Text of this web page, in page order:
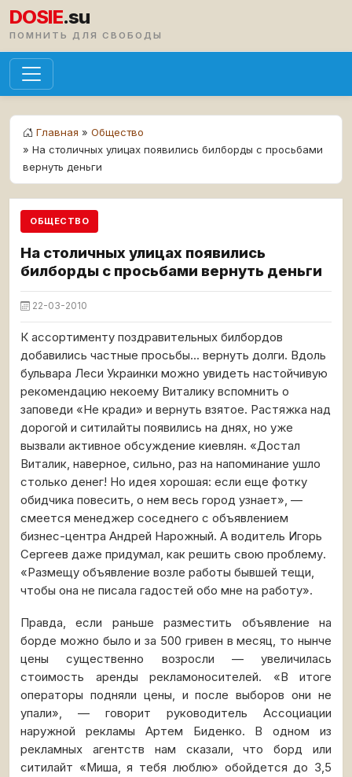
DOSIE.su
ПОМНИТЬ ДЛЯ СВОБОДЫ
Главная » Общество
» На столичных улицах появились билборды с просьбами
вернуть деньги
ОБЩЕСТВО
На столичных улицах появились
билборды с просьбами вернуть деньги
22-03-2010
К ассортименту поздравительных билбордов
добавились частные просьбы... вернуть долги. Вдоль
бульвара Леси Украинки можно увидеть настойчивую
рекомендацию некоему Виталику вспомнить о
заповеди «Не кради» и вернуть взятое. Растяжка над
дорогой и ситилайты появились на днях, но уже
вызвали активное обсуждение киевлян. «Достал
Виталик, наверное, сильно, раз на напоминание ушло
столько денег! Но идея хорошая: если еще фотку
обидчика повесить, о нем весь город узнает», —
смеется менеджер соседнего с объявлением
бизнес-центра Андрей Нарожный. А водитель Игорь
Сергеев даже придумал, как решить свою проблему.
«Размещу объявление возле работы бывшей тещи,
чтобы она не писала гадостей обо мне на работу».
Правда, если раньше разместить объявление на
борде можно было и за 500 гривен в месяц, то нынче
цены существенно возросли — увеличилась
стоимость аренды рекламоносителей. «В итоге
операторы подняли цены, и после выборов они не
упали», — говорит руководитель Ассоциации
наружной рекламы Артем Биденко. В одном из
рекламных агентств нам сказали, что борд или
ситилайт «Миша, я тебя люблю» обойдется до 3,5